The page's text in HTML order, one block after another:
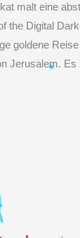
malt eine
the Digital
goldene
Jerusalem. Es